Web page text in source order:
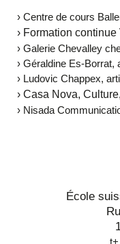
› Centre de cours
› Formation continue
› Galerie Chevalley
› Géraldine Es-Borrat,
› Ludovic Chappex,
› Casa Nova,
› Nisada
École